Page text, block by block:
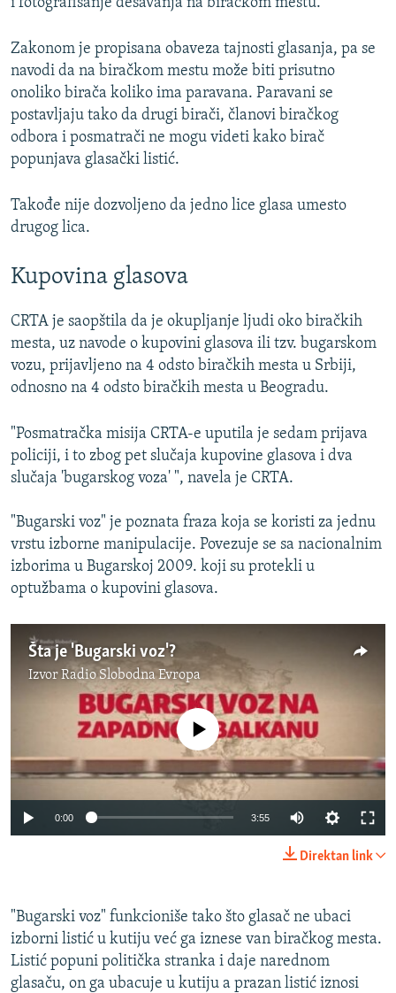
Zakonom je propisana obaveza tajnosti glasanja, pa se
navodi da na biračkom mestu može biti prisutno
onoliko birača koliko ima paravana. Paravani se
postavljaju tako da drugi birači, članovi biračkog
odbora i posmatrači ne mogu videti kako birač
popunjava glasački listić.
Takođe nije dozvoljeno da jedno lice glasa umesto
drugog lica.
Kupovina glasova
CRTA je saopštila da je okupljanje ljudi oko biračkih
mesta, uz navode o kupovini glasova ili tzv. bugarskom
vozu, prijavljeno na 4 odsto biračkih mesta u Srbiji,
odnosno na 4 odsto biračkih mesta u Beogradu.
"Posmatračka misija CRTA-e uputila je sedam prijava
policiji, i to zbog pet slučaja kupovine glasova i dva
slučaja 'bugarskog voza' ", navela je CRTA.
"Bugarski voz" je poznata fraza koja se koristi za jednu
vrstu izborne manipulacije. Povezuje se sa nacionalnim
izborima u Bugarskoj 2009. koji su protekli u
optužbama o kupovini glasova.
Šta je 'Bugarski voz'?
IzvorRadio Slobodna Evropa
720p 1080p
No media source currently available
0:00 3:55
480p
720p
1080p
Direktan link
"Bugarski voz" funkcioniše tako što glasač ne ubaci
izborni listić u kutiju već ga iznese van biračkog mesta.
Listić popuni politička stranka i daje narednom
glasaču, on ga ubacuje u kutiju a prazan listić iznosi